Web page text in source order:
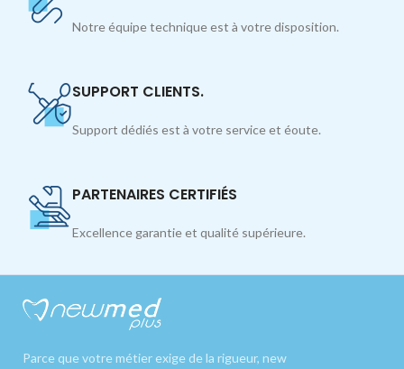
Notre équipe technique est à votre disposition.
SUPPORT CLIENTS.
Support dédiés est à votre service et éoute.
PARTENAIRES CERTIFIÉS
Excellence garantie et qualité supérieure.
Parce que votre métier exige de la rigueur, new